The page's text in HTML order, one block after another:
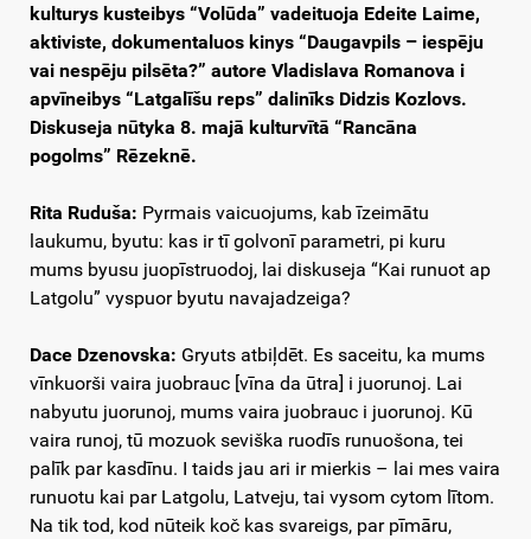
kulturys kusteibys “Volūda” vadeituoja Edeite Laime,
aktiviste, dokumentaluos kinys “Daugavpils – iespēju
vai nespēju pilsēta?” autore Vladislava Romanova i
apvīneibys “Latgalīšu reps” dalinīks Didzis Kozlovs.
Diskuseja nūtyka 8. majā kulturvītā “Rancāna
pogolms” Rēzeknē.
Rita Ruduša: Pyrmais vaicuojums, kab īzeimātu
laukumu, byutu: kas ir tī golvonī parametri, pi kuru
mums byusu juopīstruodoj, lai diskuseja “Kai runuot ap
Latgolu” vyspuor byutu navajadzeiga?
Dace Dzenovska: Gryuts atbiļdēt. Es saceitu, ka mums
vīnkuorši vaira juobrauc [vīna da ūtra] i juorunoj. Lai
nabyutu juorunoj, mums vaira juobrauc i juorunoj. Kū
vaira runoj, tū mozuok seviška ruodīs runuošona, tei
palīk par kasdīnu. I taids jau ari ir mierkis – lai mes vaira
runuotu kai par Latgolu, Latveju, tai vysom cytom lītom.
Na tik tod, kod nūteik koč kas svareigs, par pīmāru,